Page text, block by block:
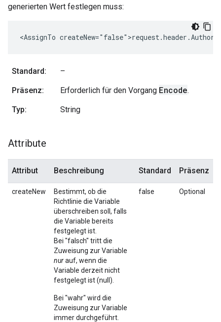
generierten Wert festlegen muss:
<AssignTo
Standard: –
Präsenz: Erforderlich für den Vorgang Encode.
Typ: String
Attribute
Attribut Beschreibung Standard Präsenz
createNew
Bestimmt, ob die
Richtlinie die Variable
überschreiben soll, falls
die Variable bereits
festgelegt ist.
Bei "falsch" tritt die
Zuweisung zur Variable
nurauf, wenn die
Variable derzeit nicht
festgelegt ist (null).
Bei "wahr" wird die
Zuweisung zur Variable
immer durchgeführt.
false Optional